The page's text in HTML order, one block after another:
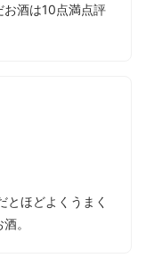
お酒は10点満点評
とほどよくうまく
。